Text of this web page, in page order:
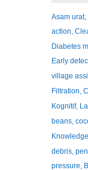
Asam
action,
Diabetes
Early
village
Filtration,
Kognitif,
beans,
debris,
pressure,